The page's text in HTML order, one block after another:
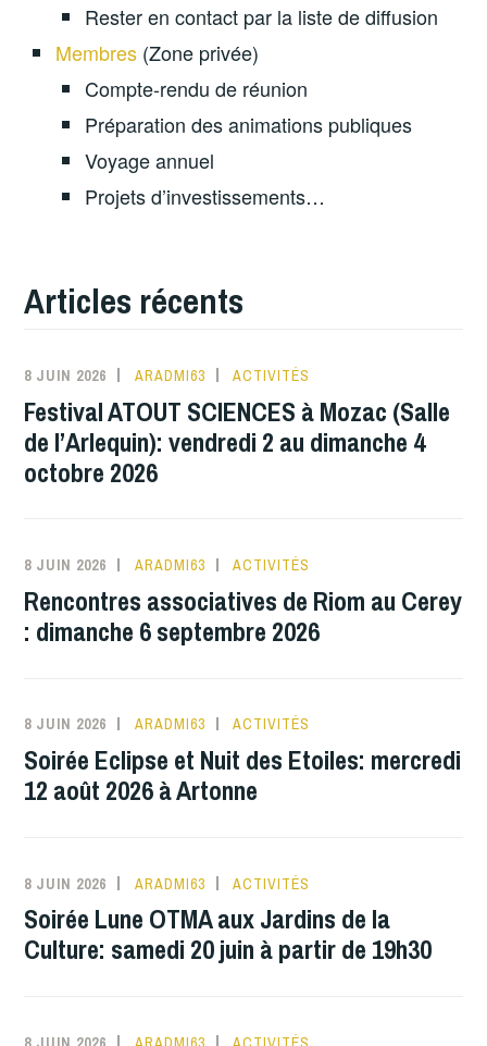
Rester en contact par la liste de diffusion
Membres (Zone privée)
Compte-rendu de réunion
Préparation des animations publiques
Voyage annuel
Projets d’investissements…
Articles récents
8 JUIN 2026 ARADMI63 ACTIVITÉS
Festival ATOUT SCIENCES à Mozac (Salle
de l’Arlequin): vendredi 2 au dimanche 4
octobre 2026
8 JUIN 2026 ARADMI63 ACTIVITÉS
Rencontres associatives de Riom au Cerey
: dimanche 6 septembre 2026
8 JUIN 2026 ARADMI63 ACTIVITÉS
Soirée Eclipse et Nuit des Etoiles: mercredi
12 août 2026 à Artonne
8 JUIN 2026 ARADMI63 ACTIVITÉS
Soirée Lune OTMA aux Jardins de la
Culture: samedi 20 juin à partir de 19h30